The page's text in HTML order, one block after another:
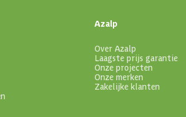
Azalp
Over Azalp
Laagste prijs garantie
Onze projecten
Onze merken
Zakelijke klanten